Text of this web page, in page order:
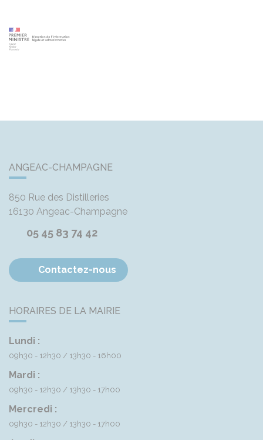
ANGEAC-CHAMPAGNE
850 Rue des Distilleries
16130 Angeac-Champagne
05 45 83 74 42
Contactez-nous
HORAIRES DE LA MAIRIE
Lundi :
09h30 - 12h30 13h30 - 16h00
Mardi :
09h30 - 12h30 13h30 - 17h00
Mercredi :
09h30 - 12h30 13h30 - 17h00